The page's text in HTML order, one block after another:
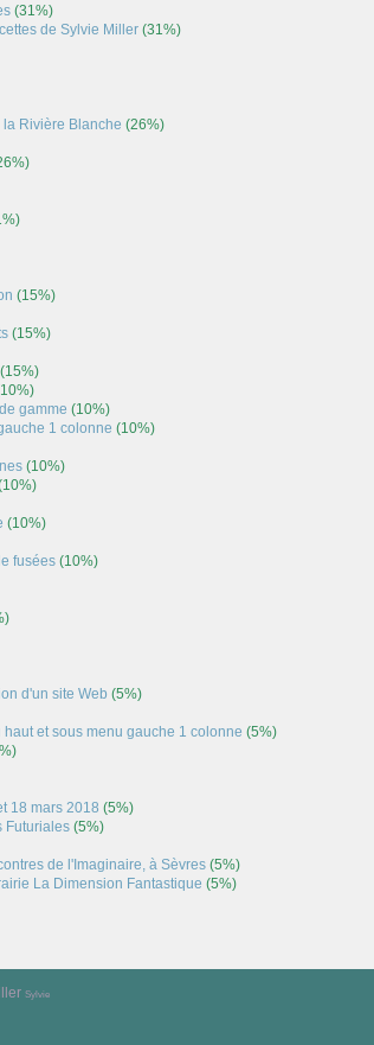
(31%)
de Sylvie Miller (31%)
la Rivière Blanche (26%)
(15%)
(15%)
(15%)
gamme (10%)
1 colonne (10%)
(10%)
(10%)
fusées (10%)
d'un site Web (5%)
haut et sous menu gauche 1 colonne (5%)
18 mars 2018 (5%)
Futuriales (5%)
de l'Imaginaire, à Sèvres (5%)
La Dimension Fantastique (5%)
Sylvie